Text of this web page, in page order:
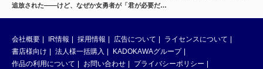
追放された――けど、なぜか女勇者が「君が必要だ…
会社概要 IR情報 採用情報 広告について
ライセンスについて
書店様向け
法人様一括購入
KADOKAWAグループ
作品の利用について
お問い合わせ
プライバシーポリシー